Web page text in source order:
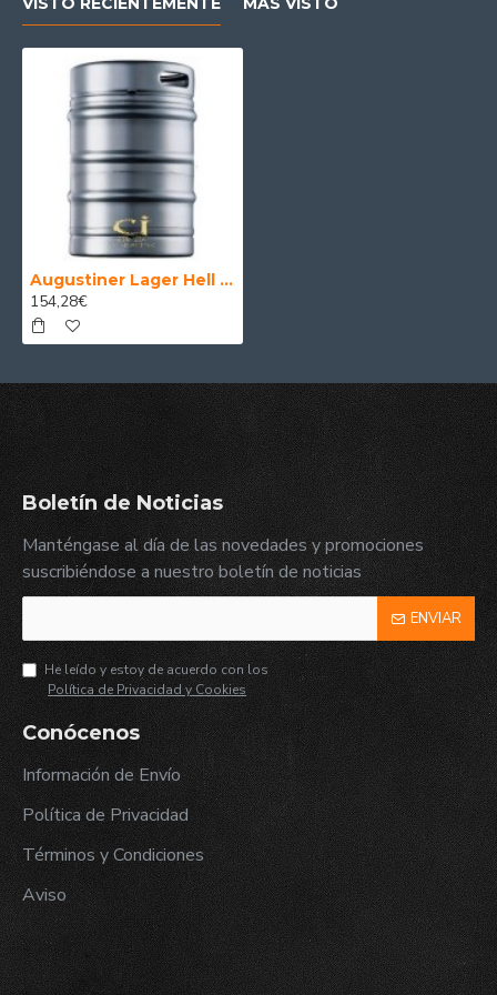
Augustiner Lager Hell - Barril cerveza alemana 30 Litros
154,28€
Boletín de Noticias
Manténgase al día de las novedades y promociones
suscribiéndose a nuestro boletín de noticias
ENVIAR
He leído y estoy de acuerdo con los
Política de Privacidad y Cookies
Conócenos
Información de Envío
Política de Privacidad
Términos y Condiciones
Aviso